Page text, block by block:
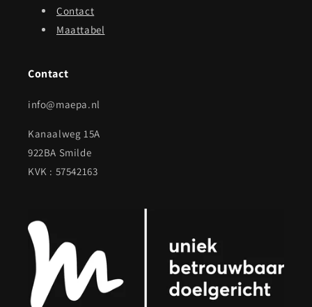
Contact
Maattabel
Contact
info@maepa.nl
Kanaalweg 15A
922BA Smilde
KVK : 57542163